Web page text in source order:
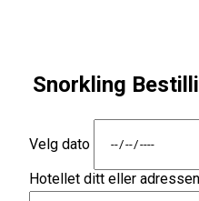
Snorkling
Velg dato
Hotellet ditt eller